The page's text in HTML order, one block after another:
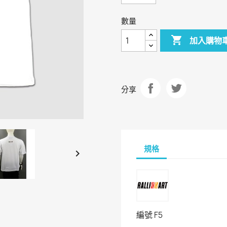

數量
 加入購物
分享
規格
編號F5